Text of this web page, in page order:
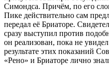
Симондса. Причём, по его
Пике действительно сам
передал её Бриаторе.
сразу выступил против
он реализован, пока не
результате этих показаний
«Рено» и Бриаторе лично